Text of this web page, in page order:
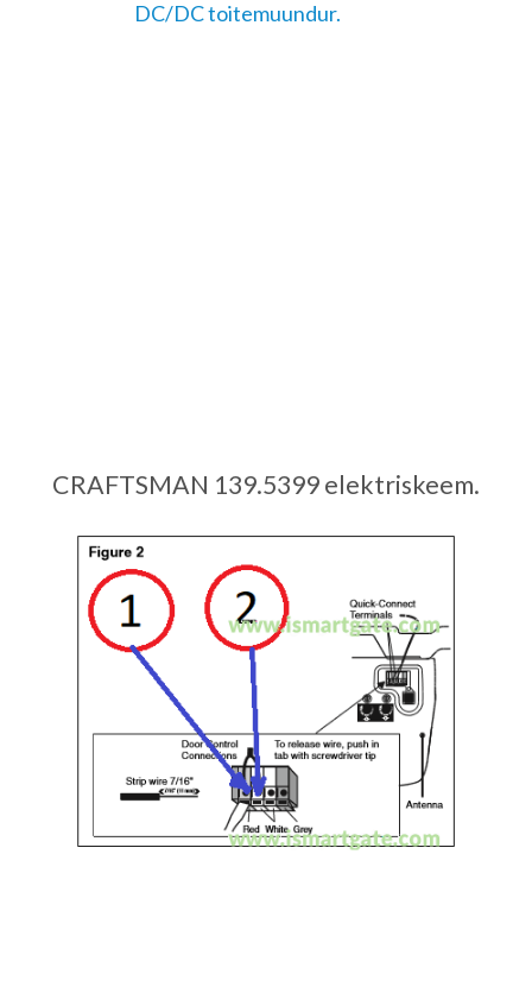
DC/DC toitemuundur.
CRAFTSMAN 139.5399 elektriskeem.